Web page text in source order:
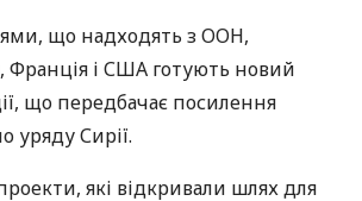
що надходять з ООН,
Франція і США готують новий
що передбачає посилення
уряду Сирії.
які відкривали шлях для